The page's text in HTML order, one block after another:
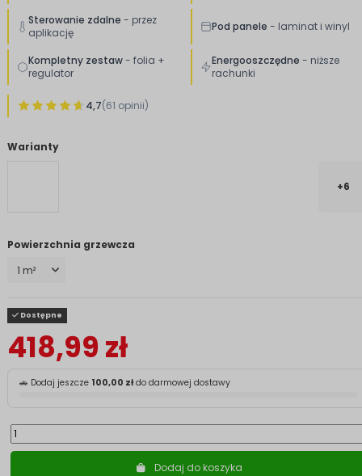
Sterowanie zdalne - przez
aplikację
Pod panele - laminat i winyl
Kompletny zestaw- folia +
regulator
Energooszczędne - niższe
rachunki
4,7(61 opinii)
Warianty
+6
Powierzchnia grzewcza
Dostępne
418,99 zł
🚗 Dodaj jeszcze 100,00 złdo darmowej dostawy
Dodaj do koszyka